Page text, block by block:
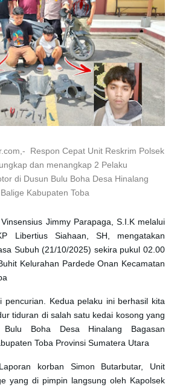
Respon Cepat Unit Reskrim Polsek
dan menangkap 2 Pelaku
di Dusun Bulu Boha Desa Hinalang
Kabupaten Toba
Jimmy Parapaga, S.I.K melalui
Libertius Siahaan, SH, mengatakan
Subuh (21/10/2025) sekira pukul 02.00
Kelurahan Pardede Onan Kecamatan
pencurian. Kedua pelaku ini berhasil kita
tiduran di salah satu kedai kosong yang
Boha Desa Hinalang Bagasan
Toba Provinsi Sumatera Utara
korban Simon Butarbutar, Unit
yang di pimpin langsung oleh Kapolsek